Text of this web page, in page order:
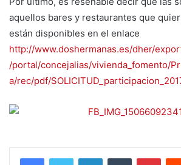
aquellos bares y restaurantes que
están disponibles en el enlace
http://www.doshermanas.es/dher/
/portal/concejalias/vivienda_fomento/
a/rec/pdf/